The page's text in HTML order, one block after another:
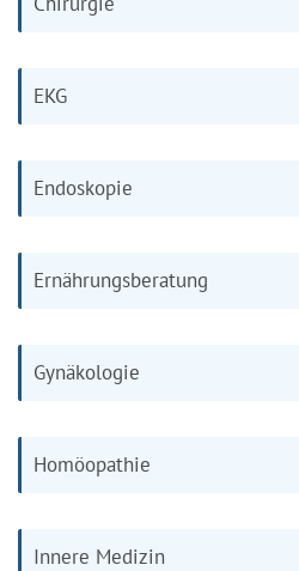
EKG
Endoskopie
Ernährungsberatung
Gynäkologie
Homöopathie
Innere Medizin